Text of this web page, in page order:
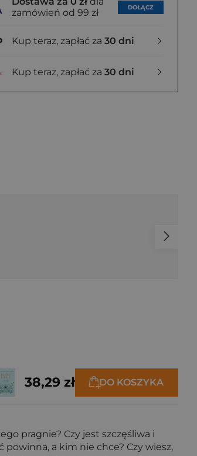
zamówień od 99 zł
DOŁĄCZ
Kup teraz, zapłać za 30 dni
Kup teraz, zapłać za 30 dni
38,29 zł DO KOSZYKA
pragnie? Czy jest szczęśliwa i
a kim nie chce? Czy wiesz,